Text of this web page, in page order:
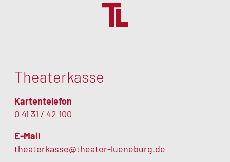
Theaterkasse
Kartentelefon
0 41 31 / 42 100
E-Mail
theaterkasse@theater-lueneburg.de